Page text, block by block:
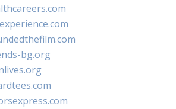
bg.org